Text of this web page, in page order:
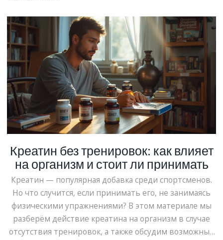
Креатин без тренировок: как влияет
на организм и стоит ли принимать
Креатин — популярная добавка среди спортсменов.
Но что случится, если принимать его, не занимаясь
физическими упражнениями? В этом материале мы
разберём действие креатина на организм в случае
отсутствия тренировок, а также обсудим возможные